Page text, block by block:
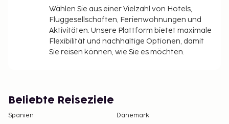
Wählen Sie aus einer Vielzahl von Hotels,
Fluggesellschaften, Ferienwohnungen und
Aktivitäten. Unsere Plattform bietet maximale
Flexibilität und nachhaltige Optionen, damit
Sie reisen können, wie Sie es möchten.
Beliebte Reiseziele
Spanien
Dänemark